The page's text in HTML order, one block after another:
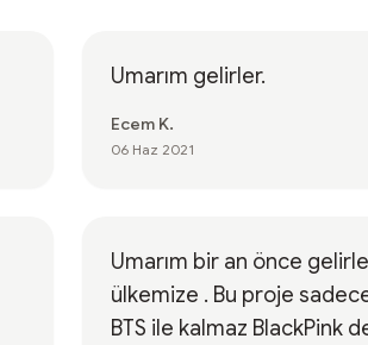
Umarım gelirler.
Ecem K.
06 Haz 2021
Umarım bir an önce
ülkemize . Bu proje
BTS ile kalmaz BlackPink